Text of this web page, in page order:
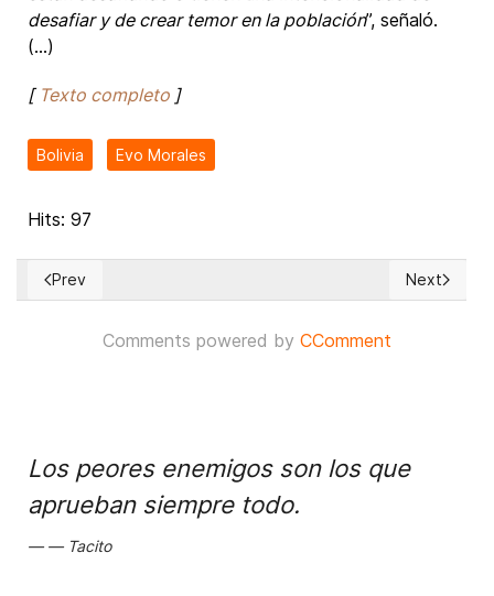
desafiar y de crear temor en la población”, señaló.
(...)
[ Texto completo ]
Bolivia Evo Morales
Hits: 97
Previous article: Intensa presión militar de Ucrania sobre
Prev Next
Next
Comments powered by CComment
Los peores enemigos son los que
aprueban siempre todo.
Tacito